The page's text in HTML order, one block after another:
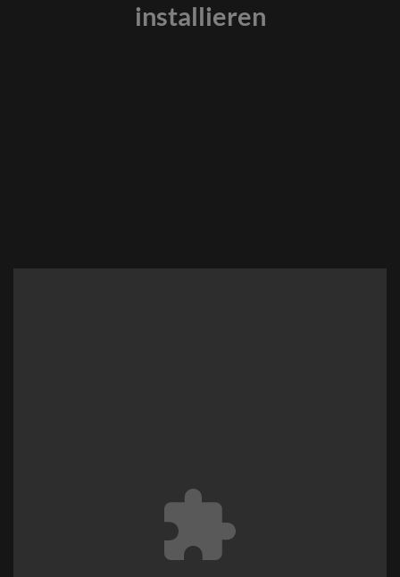
installieren